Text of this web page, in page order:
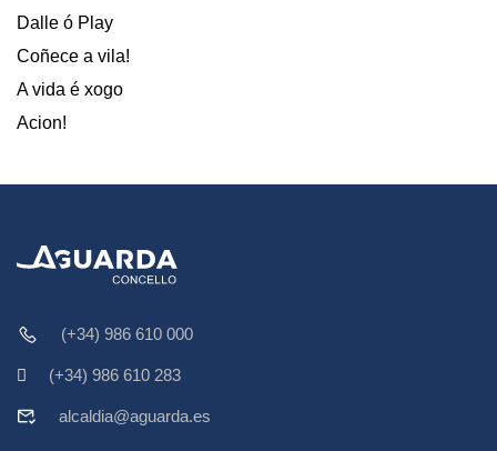
Dalle ó Play
Coñece a vila!
A vida é xogo
Acion!
(+34) 986 610 000
(+34) 986 610 283
alcaldia@aguarda.es